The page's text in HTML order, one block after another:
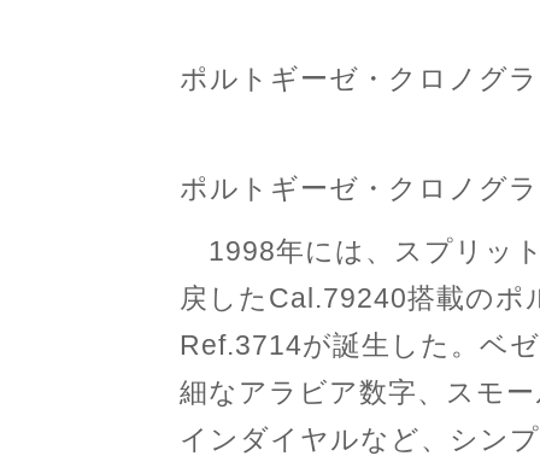
ポルトギーゼ・クロノグ
ポルトギーゼ・クロノグ
1998年には、スプリッ
戻したCal.79240搭載の
Ref.3714が誕生した。ベ
細なアラビア数字、スモ
インダイヤルなど、シン